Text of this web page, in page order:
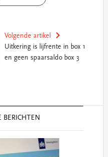
Volgende artikel
Uitkering is lijfrente in box 1
en geen spaarsaldo box 3
BERICHTEN